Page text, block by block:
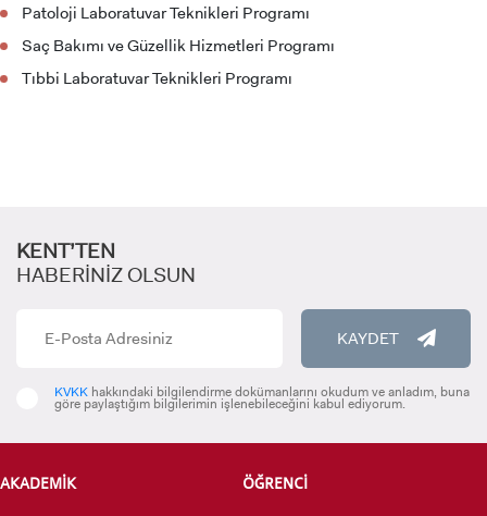
ADAY ÖĞRENCİ
STUDENT
LİSANSÜSTÜ EĞİTİM ENSTİTÜSÜ
ADAYLARI
Patoloji Laboratuvar Teknikleri Programı
Saç Bakımı ve Güzellik Hizmetleri Programı
Tıbbi Laboratuvar Teknikleri Programı
KENT’TEN
HABERİNİZ OLSUN
KAYDET
KVKK hakkındaki bilgilendirme dokümanlarını okudum ve anladım, buna
göre paylaştığım bilgilerimin işlenebileceğini kabul ediyorum.
AKADEMİK ÖĞRENCİ